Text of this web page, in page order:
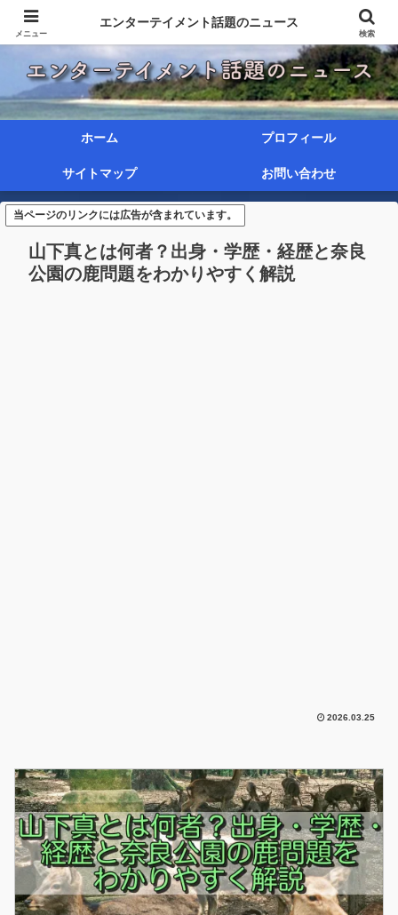
ホーム プロフィール
サイトマップ お問い合わせ
当ページのリンクには広告が含まれています。
山下真とは何者？出身・学歴・経歴と奈良
公園の鹿問題をわかりやすく解説
2026.03.25
メニュー
エンターテイメント話題のニュース
検索